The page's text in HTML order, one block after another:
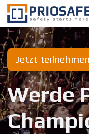
Zum Inhalt springen
Jetzt teilnehmen
Werde